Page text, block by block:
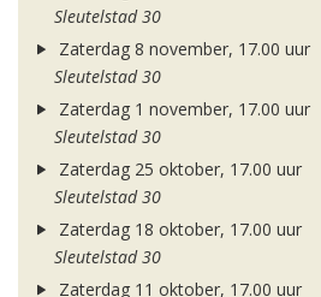
Sleutelstad 30
Zaterdag 8 november, 17.00 uur
Sleutelstad 30
Zaterdag 1 november, 17.00 uur
Sleutelstad 30
Zaterdag 25 oktober, 17.00 uur
Sleutelstad 30
Zaterdag 18 oktober, 17.00 uur
Sleutelstad 30
Zaterdag 11 oktober, 17.00 uur